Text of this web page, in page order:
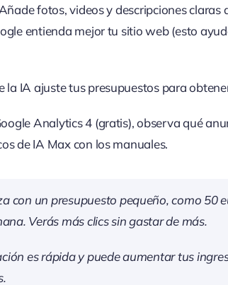
fotos, videos y descripciones claras
entienda mejor tu sitio web (esto
la IA ajuste tus presupuestos para
Analytics 4 (gratis), observa qué
de IA Max con los manuales.
con un presupuesto pequeño, como 50
Verás más clics sin gastar de más.
es rápida y puede aumentar tus